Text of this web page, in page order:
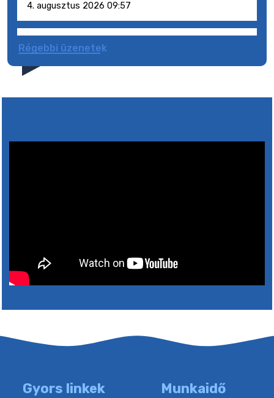
4. augusztus 2026 09:57
4. augusztus 2026 09:51
5. augusztus 2026 05:00
Régebbi üzenetek
Gyors linkek Munkaidő